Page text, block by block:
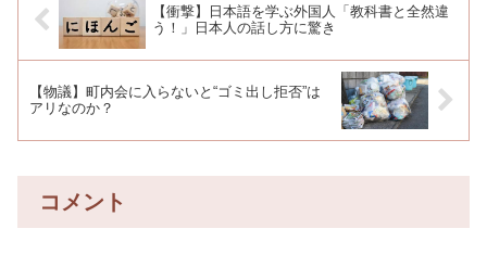
【衝撃】日本語を学ぶ外国人「教科書と全然違
う！」日本人の話し方に驚き
【物議】町内会に入らないと“ゴミ出し拒否”は
アリなのか？
コメント